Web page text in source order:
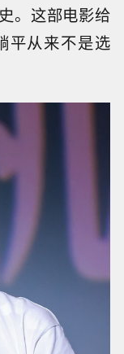
。这部电影给
从来不是选